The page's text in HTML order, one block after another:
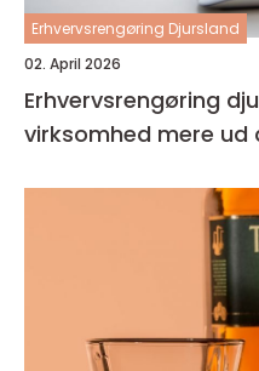
Erhvervsrengøring Djursland
02. April 2026
Erhvervsrengøring djursland
virksomhed mere ud